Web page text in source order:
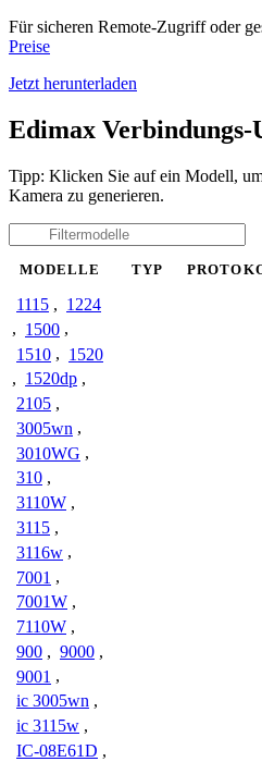
Für sicheren Remote-Zugriff oder
Preise
Jetzt herunterladen
Edimax Verbindungs-
Tipp: Klicken Sie auf ein Modell,
Kamera zu generieren.
MODELLE TYP
1115 , 1224
, 1500 ,
1510 , 1520
, 1520dp ,
2105 ,
3005wn ,
3010WG ,
310 ,
3110W ,
3115 ,
3116w ,
7001 ,
7001W ,
7110W ,
900 , 9000 ,
9001 ,
ic 3005wn ,
ic 3115w ,
IC-08E61D ,